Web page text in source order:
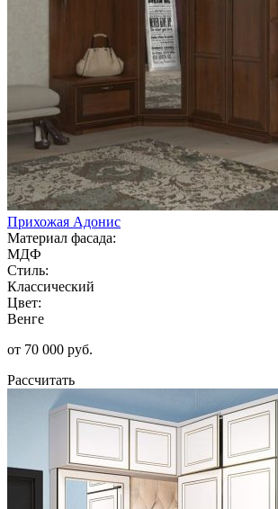
Прихожая Адонис
Материал фасада:
МДФ
Стиль:
Классический
Цвет:
Венге
от 70 000 руб.
Рассчитать